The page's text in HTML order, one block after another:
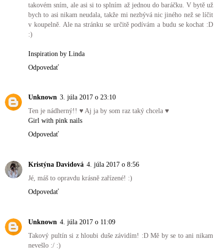
takovém sním, ale asi si to splním až jednou do baráčku. V bytě už
bych to asi nikam neudala, takže mi nezbývá nic jiného než se líčit
v koupelně. Ale na stránku se určitě podívám a budu se kochat :D
:)
Inspiration by Linda
Odpovedať
Unknown 3. júla 2017 o 23:10
Ten je nádherný!! ♥ Aj ja by som raz taký chcela ♥
Girl with pink nails
Odpovedať
Kristýna Davidová 4. júla 2017 o 8:56
Jé, máš to opravdu krásně zařízené! :)
Odpovedať
Unknown 4. júla 2017 o 11:09
Takový pultín si z hloubi duše závidím! :D Mě by se to ani nikam
nevešlo :/ :)